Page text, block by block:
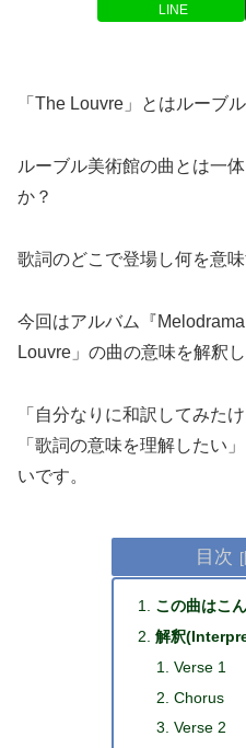
LINE
「The Louvre」とはルーブ
ルーブル美術館の曲とは一
か？
歌詞のどこで登場し何を意
今回はアルバム『
Louvre」の曲の意味を解釈
「自分なりに和訳してみた
「歌詞の意味を理解したい
いです。
目次
この曲はこ
解釈
Verse 1
Chorus
Verse 2